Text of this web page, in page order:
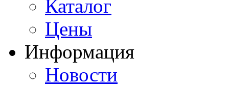
Каталог
Цены
Информация
Новости